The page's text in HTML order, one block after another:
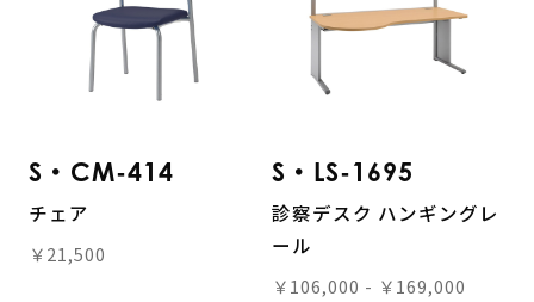
S・CM-414
チェア
￥21,500
S・LS-1695
診察デスク ハンギングレ
ール
￥106,000 - ￥169,000